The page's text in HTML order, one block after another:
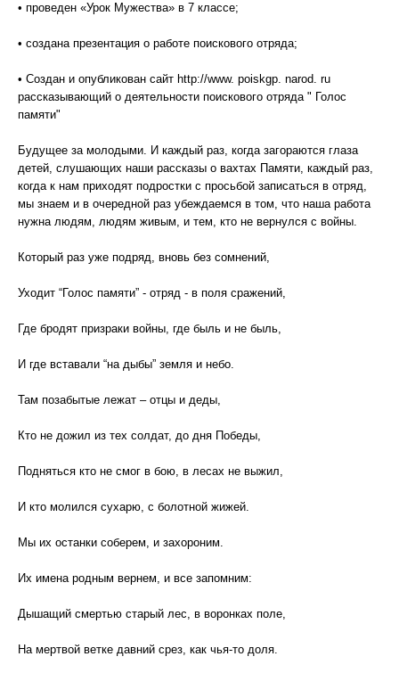
• проведен «Урок Мужества» в 7 классе;
• создана презентация о работе поискового отряда;
• Создан и опубликован сайт http://www. poiskgp. narod. ru
рассказывающий о деятельности поискового отряда " Голос
памяти"
Будущее за молодыми. И каждый раз, когда загораются глаза
детей, слушающих наши рассказы о вахтах Памяти, каждый раз,
когда к нам приходят подростки с просьбой записаться в отряд,
мы знаем и в очередной раз убеждаемся в том, что наша работа
нужна людям, людям живым, и тем, кто не вернулся с войны.
Который раз уже подряд, вновь без сомнений,
Уходит “Голос памяти” - отряд - в поля сражений,
Где бродят призраки войны, где быль и не быль,
И где вставали “на дыбы” земля и небо.
Там позабытые лежат – отцы и деды,
Кто не дожил из тех солдат, до дня Победы,
Подняться кто не смог в бою, в лесах не выжил,
И кто молился сухарю, с болотной жижей.
Мы их останки соберем, и захороним.
Их имена родным вернем, и все запомним:
Дышащий смертью старый лес, в воронках поле,
На мертвой ветке давний срез, как чья-то доля.